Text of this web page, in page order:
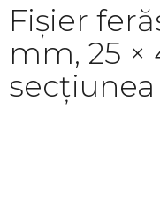
Fișier
mm, 25 ×
secțiunea